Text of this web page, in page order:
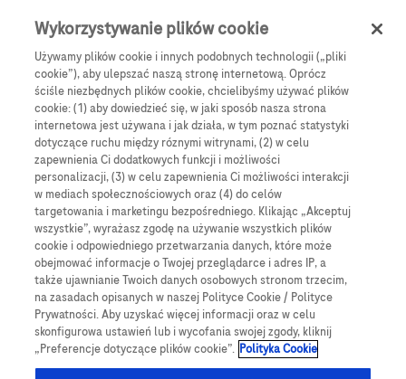
Skip to main content Menu
Products Articles
We are sorry, but no results were found for:
Globalne Strony Internetowe
Global Roche
Platforma Accu-Chek Care
Global Roche Diabetologia
Wykorzystywanie plików cookie
Używamy plików cookie i innych podobnych technologii („pliki
cookie”), aby ulepszać naszą stronę internetową. Oprócz
ściśle niezbędnych plików cookie, chcielibyśmy używać plików
cookie: (1) aby dowiedzieć się, w jaki sposób nasza strona
internetowa jest używana i jak działa, w tym poznać statystyki
dotyczące ruchu między róznymi witrynami, (2) w celu
zapewnienia Ci dodatkowych funkcji i możliwości
personalizacji, (3) w celu zapewnienia Ci możliwości interakcji
w mediach społecznościowych oraz (4) do celów
targetowania i marketingu bezpośredniego. Klikając „Akceptuj
wszystkie”, wyrażasz zgodę na używanie wszystkich plików
cookie i odpowiedniego przetwarzania danych, które może
obejmować informacje o Twojej przeglądarce i adres IP, a
także ujawnianie Twoich danych osobowych stronom trzecim,
na zasadach opisanych w naszej Polityce Cookie / Polityce
Prywatności. Aby uzyskać więcej informacji oraz w celu
skonfigurowa ustawień lub i wycofania swojej zgody, kliknij
„Preferencje dotyczące plików cookie”. Polityka Cookie